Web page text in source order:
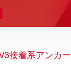
接着系アンカー